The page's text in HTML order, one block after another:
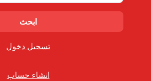
تسجيل دخول
انشاء حساب